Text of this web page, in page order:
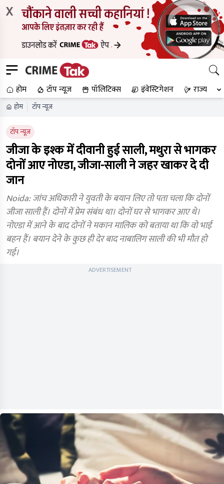
X
होम टॉप न्यूज पॉलिटिक्स इंवेस्टिगेशन राज्य
होम टॉप न्यूज
टॉप न्यूज
जीजा के इश्क में दीवानी हुई साली, मथुरा से भागकर
दोनों आए नोएडा, जीजा-साली ने जहर खाकर दे दी
जान
Noida: जांच अधिकारी ने युवती के बयान लिए तो पता चला कि दोनों
जीजा साली हैं। दोनों में प्रेम संबंध था। दोनों घर से भागकर आए थे।
नोएडा में आने के बाद दोनों ने मकान मालिक को बताया था कि वो भाई
बहन हैं। बयान देने के कुछ ही देर बाद नाबालिग साली की भी मौत हो
गई।
ADVERTISEMENT